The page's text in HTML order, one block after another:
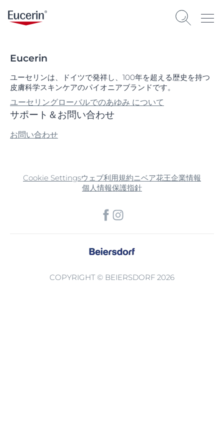
Eucerin
ユーセリンは、ドイツで発祥し、100年を超える歴史を持つ
皮膚科学スキンケアのパイオニアブランドです。
ユーセリングローバルでのあゆみ について
サポート＆お問い合わせ
お問い合わせ
Cookie Settingsウェブ利用規約ニベア花王企業情報
個人情報保護指針
COPYRIGHT © BEIERSDORF 2026